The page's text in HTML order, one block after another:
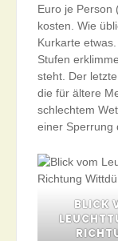
Euro je Person
kosten. Wie
Kurkarte
Stufen
steht. Der
die für ältere
schlechtem
einer Sperrung
BLICK